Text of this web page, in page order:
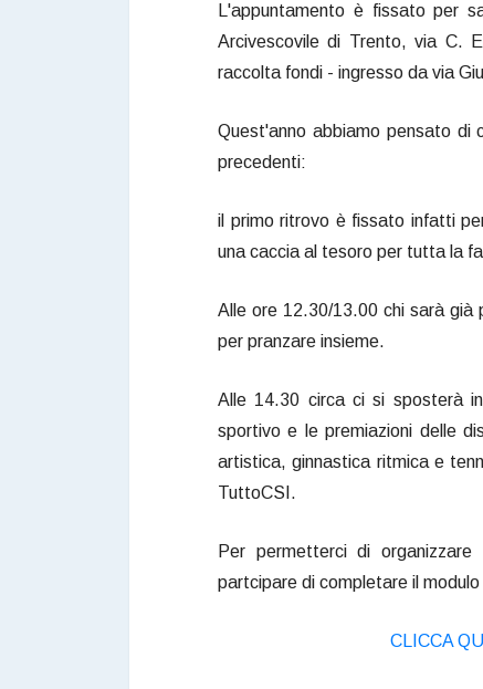
L'appuntamento è fissato per
Arcivescovile di Trento, via C.
raccolta fondi - ingresso da via
Quest'anno abbiamo pensato di
precedenti:
il primo ritrovo è fissato infatti
una caccia al tesoro per tutta la
Alle ore 12.30/13.00 chi sarà già
per pranzare insieme.
Alle 14.30 circa ci si sposterà
sportivo e le premiazioni delle
artistica, ginnastica ritmica e
TuttoCSI.
Per permetterci di
partcipare di completare il
CLICCA